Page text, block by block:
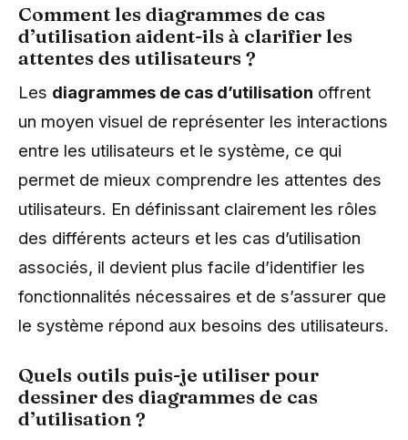
Comment les diagrammes de cas
d’utilisation aident-ils à clarifier les
attentes des utilisateurs ?
Les diagrammes de cas d’utilisation offrent
un moyen visuel de représenter les interactions
entre les utilisateurs et le système, ce qui
permet de mieux comprendre les attentes des
utilisateurs. En définissant clairement les rôles
des différents acteurs et les cas d’utilisation
associés, il devient plus facile d’identifier les
fonctionnalités nécessaires et de s’assurer que
le système répond aux besoins des utilisateurs.
Quels outils puis-je utiliser pour
dessiner des diagrammes de cas
d’utilisation ?